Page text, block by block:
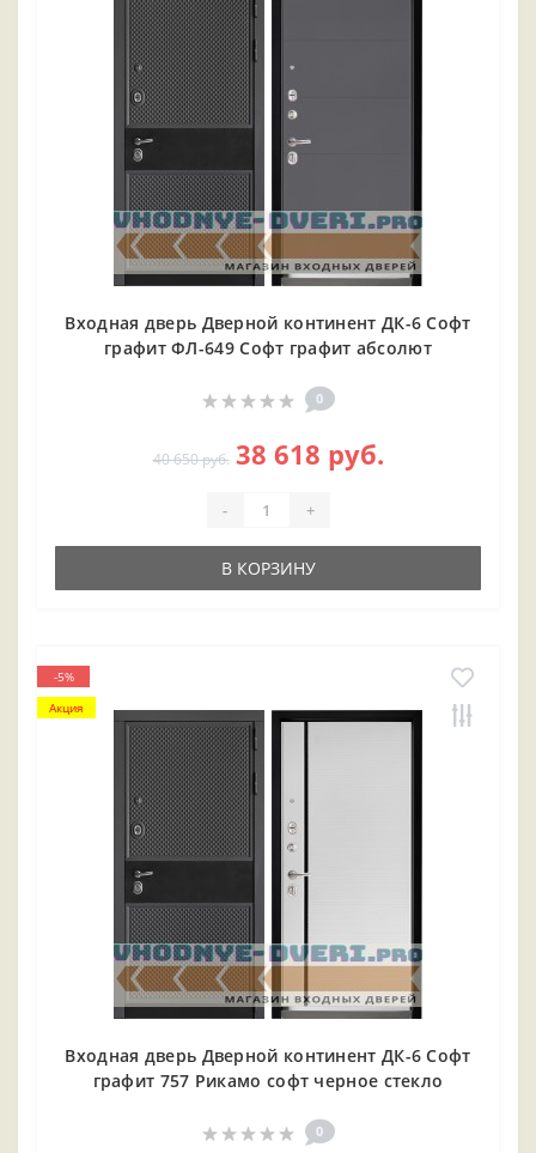
Входная дверь Дверной континент ДК-6 Софт
графит ФЛ-649 Софт графит абсолют
0
40 650 руб. 38 618 руб.
- +
В КОРЗИНУ
-5%
Акция
Входная дверь Дверной континент ДК-6 Софт
графит 757 Рикамо софт черное стекло
0